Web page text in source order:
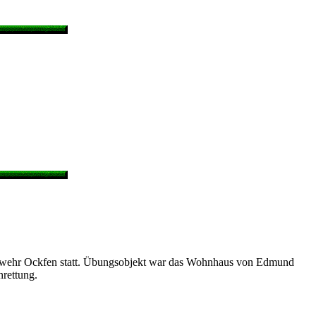
Ockfen statt. Übungsobjekt war das Wohnhaus von Edmund